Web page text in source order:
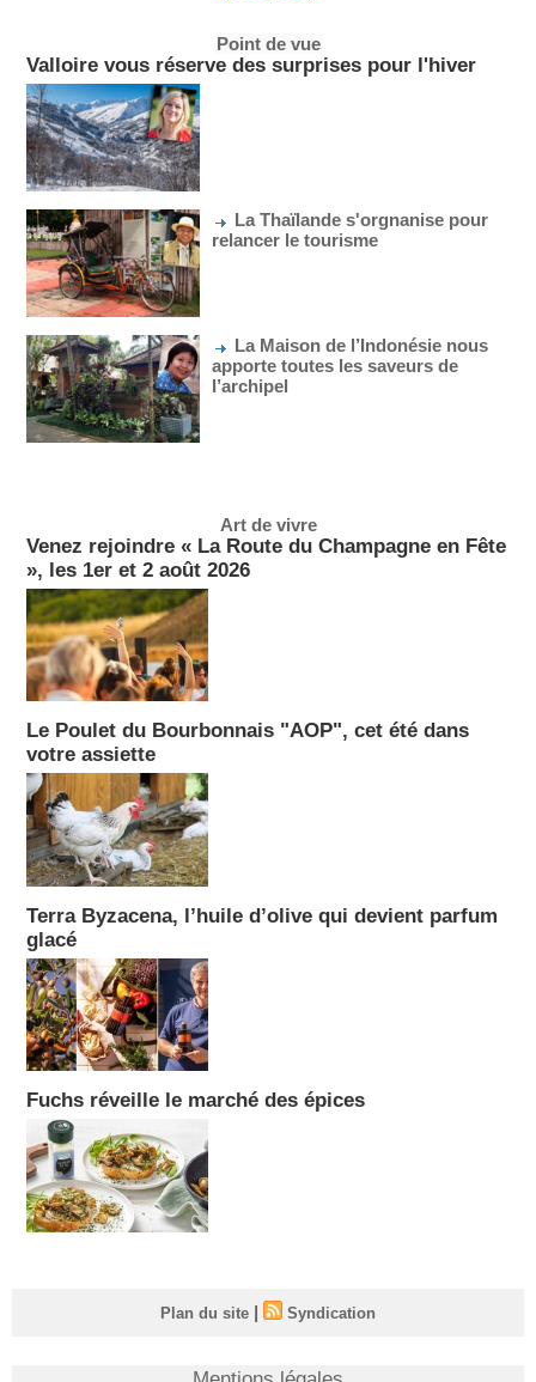
Point de vue
Valloire vous réserve des surprises pour l'hiver
La Thaïlande s'orgnanise pour
relancer le tourisme
La Maison de l’Indonésie nous
apporte toutes les saveurs de
l’archipel
Art de vivre
Venez rejoindre « La Route du Champagne en Fête
», les 1er et 2 août 2026
Le Poulet du Bourbonnais "AOP", cet été dans
votre assiette
Terra Byzacena, l’huile d’olive qui devient parfum
glacé
Fuchs réveille le marché des épices
Plan du site | Syndication